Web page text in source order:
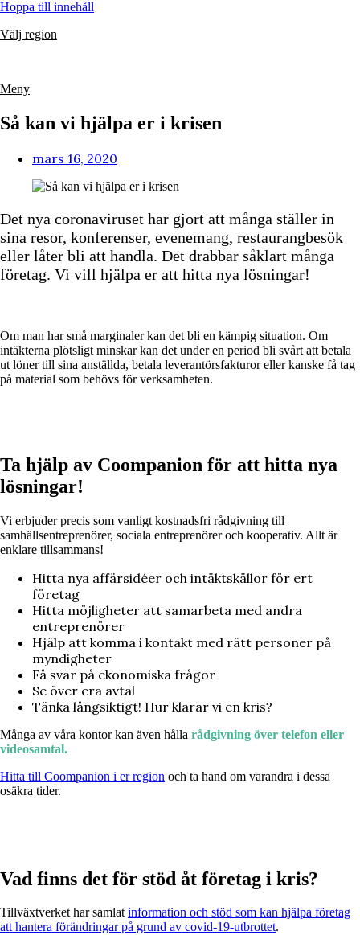
Hoppa till innehåll
Välj region
Meny
Så kan vi hjälpa er i krisen
mars 16, 2020
Det nya coronaviruset har gjort att många ställer in
sina resor, konferenser, evenemang, restaurangbesök
eller låter bli att handla. Det drabbar såklart många
företag. Vi vill hjälpa er att hitta nya lösningar!
Om man har små marginaler kan det bli en kämpig situation. Om
intäkterna plötsligt minskar kan det under en period bli svårt att betala
ut löner till sina anställda, betala leverantörsfakturor eller kanske få tag
på material som behövs för verksamheten.
Ta hjälp av Coompanion för att hitta nya
lösningar!
Vi erbjuder precis som vanligt kostnadsfri rådgivning till
samhällsentreprenörer, sociala entreprenörer och kooperativ. Allt är
enklare tillsammans!
Hitta nya affärsidéer och intäktskällor för ert
företag
Hitta möjligheter att samarbeta med andra
entreprenörer
Hjälp att komma i kontakt med rätt personer på
myndigheter
Få svar på ekonomiska frågor
Se över era avtal
Tänka långsiktigt! Hur klarar vi en kris?
Många av våra kontor kan även hålla rådgivning över telefon eller
videosamtal.
Hitta till Coompanion i er region och ta hand om varandra i dessa
osäkra tider.
Vad finns det för stöd åt företag i kris?
Tillväxtverket har samlatinformation och stöd som kan hjälpa företag
att hantera förändringar på grund av covid-19-utbrottet.